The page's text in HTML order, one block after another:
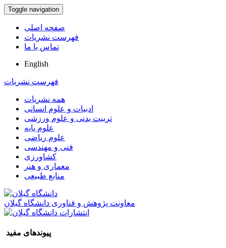
Toggle navigation
صفحه اصلی
فهرست نشریات
تماس با ما
English
فهرست نشریات
همه نشریات
ادبیات و علوم انسانی
تربیت بدنی و علوم ورزشی
علوم پایه
علوم ریاضی
فنی و مهندسی
کشاورزی
معماری و هنر
منابع طبیعی
معاونت پژوهش و فناوری دانشگاه گیلان
پیوندهای مفید